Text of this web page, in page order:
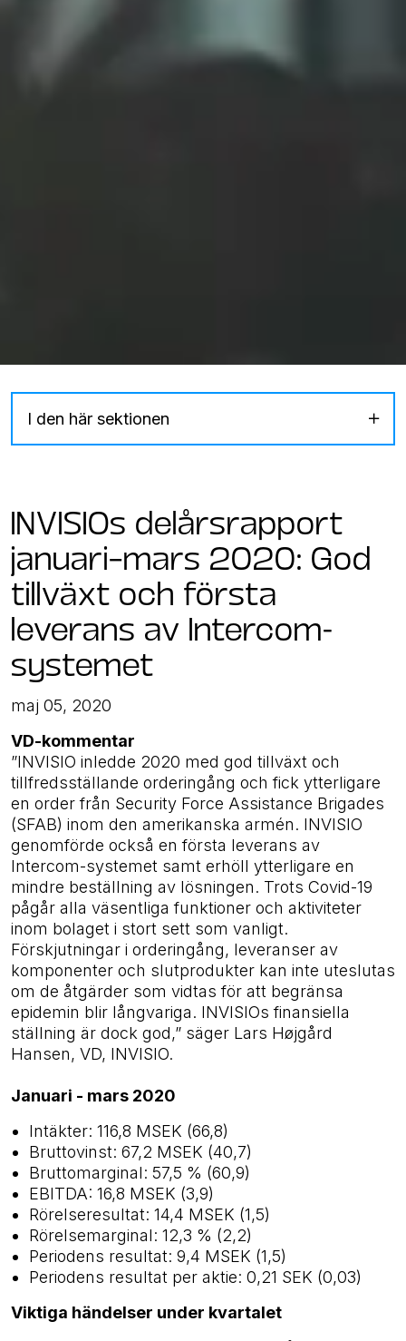
I den här sektionen
INVISIOs delårsrapport
januari–mars 2020: God
tillväxt och första
leverans av Intercom-
systemet
maj 05, 2020
VD-kommentar
”INVISIO inledde 2020 med god tillväxt och
tillfredsställande orderingång och fick ytterligare
en order från Security Force Assistance Brigades
(SFAB) inom den amerikanska armén. INVISIO
genomförde också en första leverans av
Intercom-systemet samt erhöll ytterligare en
mindre beställning av lösningen. Trots Covid-19
pågår alla väsentliga funktioner och aktiviteter
inom bolaget i stort sett som vanligt.
Förskjutningar i orderingång, leveranser av
komponenter och slutprodukter kan inte uteslutas
om de åtgärder som vidtas för att begränsa
epidemin blir långvariga. INVISIOs finansiella
ställning är dock god,” säger Lars Højgård
Hansen, VD, INVISIO.
Januari - mars 2020
Intäkter: 116,8 MSEK (66,8)
Bruttovinst: 67,2 MSEK (40,7)
Bruttomarginal: 57,5 % (60,9)
EBITDA: 16,8 MSEK (3,9)
Rörelseresultat: 14,4 MSEK (1,5)
Rörelsemarginal: 12,3 % (2,2)
Periodens resultat: 9,4 MSEK (1,5)
Periodens resultat per aktie: 0,21 SEK (0,03)
Viktiga händelser under kvartalet